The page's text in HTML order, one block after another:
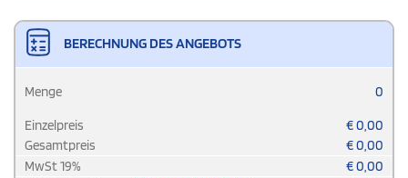
BERECHNUNG DES ANGEBOTS
Menge 0
Einzelpreis €0,00
Gesamtpreis
€0,00
MwSt19% €0,00